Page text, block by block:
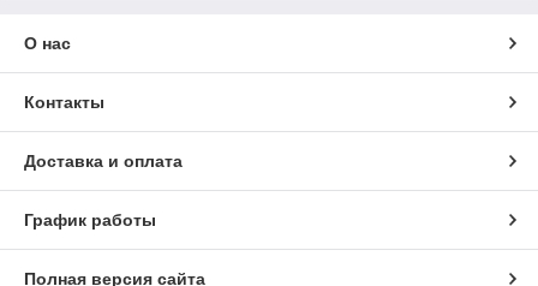
О нас
Контакты
Доставка и оплата
График работы
Полная версия сайта